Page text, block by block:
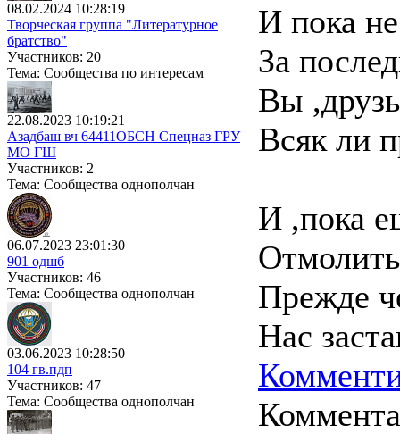
08.02.2024 10:28:19
Творческая группа "Литературное
братство"
Участников: 20
Тема: Сообщества по интересам
22.08.2023 10:19:21
Азадбаш вч 64411ОБСН Спецназ ГРУ
МО ГШ
Участников: 2
Тема: Сообщества однополчан
06.07.2023 23:01:30
901 одшб
Участников: 46
Тема: Сообщества однополчан
03.06.2023 10:28:50
104 гв.пдп
Участников: 47
Тема: Сообщества однополчан
И пока
За
Вы
Всяк ли
И ,пока
Прежде
Нас